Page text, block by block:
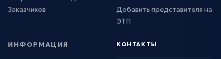
Заказчиков
Добавить представителя на
ЭТП
ИНФОРМАЦИЯ КОНТАКТЫ